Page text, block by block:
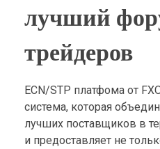
лучший
трейдеров
ECN/STP платфома от
система, которая
лучших поставщиков в
и предоставляет не